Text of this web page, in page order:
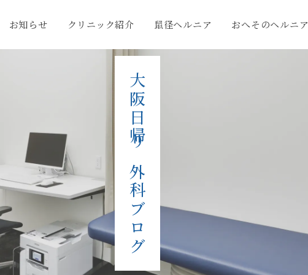
お知らせ クリニック紹介 鼠径ヘルニア おへそのヘルニア
大阪日帰り外科ブログ